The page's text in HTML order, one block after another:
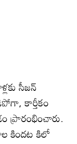
సీజన్‌
కార్తీకం
కిందట కిలో